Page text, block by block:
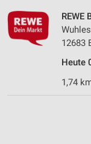
REWE
12683
Heute
1,74
Performance
Funktional